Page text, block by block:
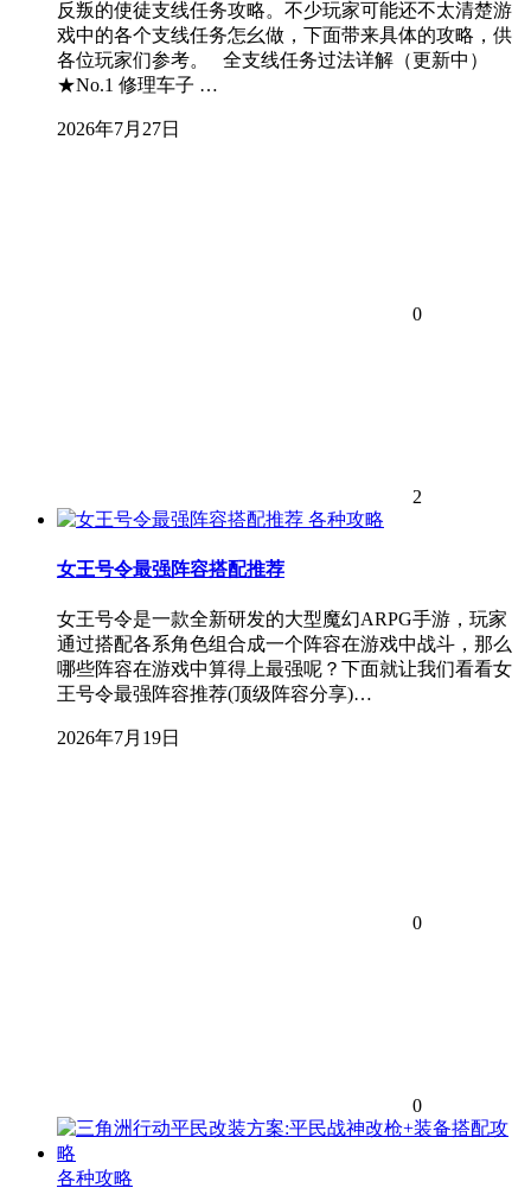
反叛的使徒支线任务攻略。不少玩家可能还不太清楚游
戏中的各个支线任务怎幺做，下面带来具体的攻略，供
各位玩家们参考。 全支线任务过法详解（更新中）
★No.1 修理车子 …
2026年7月27日
0
2
各种攻略
女王号令最强阵容搭配推荐
女王号令是一款全新研发的大型魔幻ARPG手游，玩家
通过搭配各系角色组合成一个阵容在游戏中战斗，那么
哪些阵容在游戏中算得上最强呢？下面就让我们看看女
王号令最强阵容推荐(顶级阵容分享)…
2026年7月19日
0
0
各种攻略